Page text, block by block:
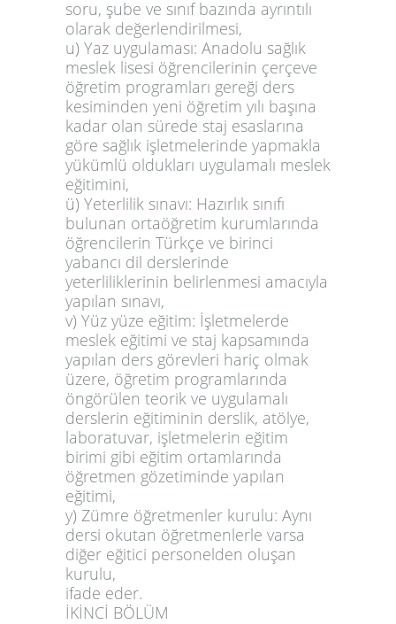
soru, şube ve sınıf bazında ayrıntılı
olarak değerlendirilmesi,
u) Yaz uygulaması: Anadolu sağlık
meslek lisesi öğrencilerinin çerçeve
öğretim programları gereği ders
kesiminden yeni öğretim yılı başına
kadar olan sürede staj esaslarına
göre sağlık işletmelerinde yapmakla
yükümlü oldukları uygulamalı meslek
eğitimini,
ü) Yeterlilik sınavı: Hazırlık sınıfı
bulunan ortaöğretim kurumlarında
öğrencilerin Türkçe ve birinci
yabancı dil derslerinde
yeterliliklerinin belirlenmesi amacıyla
yapılan sınavı,
v) Yüz yüze eğitim: İşletmelerde
meslek eğitimi ve staj kapsamında
yapılan ders görevleri hariç olmak
üzere, öğretim programlarında
öngörülen teorik ve uygulamalı
derslerin eğitiminin derslik, atölye,
laboratuvar, işletmelerin eğitim
birimi gibi eğitim ortamlarında
öğretmen gözetiminde yapılan
eğitimi,
y) Zümre öğretmenler kurulu: Aynı
dersi okutan öğretmenlerle varsa
diğer eğitici personelden oluşan
kurulu,
ifade eder.
İKİNCİ BÖLÜM